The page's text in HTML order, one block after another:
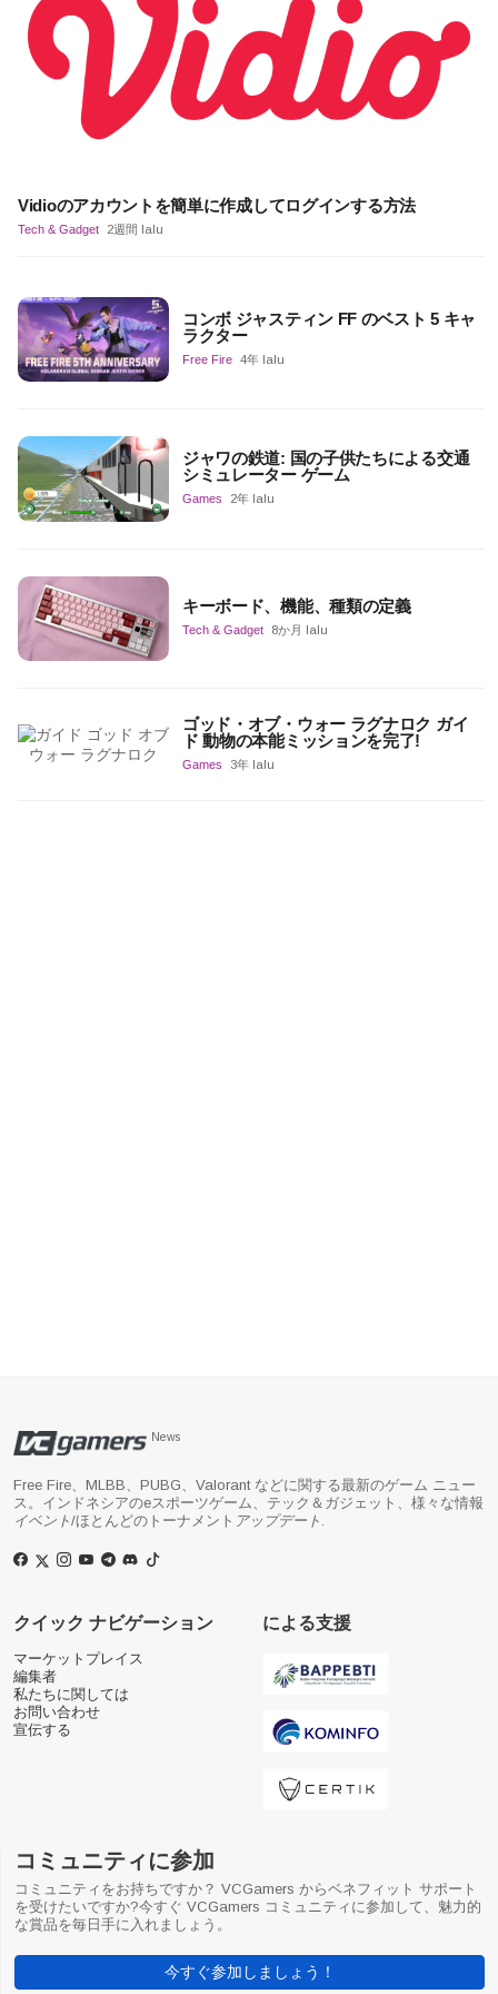
Vidioのアカウントを簡単に作成してログインする方法
Tech & Gadget 2週間 lalu
コンボ ジャスティン FF のベスト 5 キャ
ラクター
Free Fire 4年 lalu
ジャワの鉄道: 国の子供たちによる交通
シミュレーター ゲーム
Games 2年 lalu
キーボード、機能、種類の定義
Tech & Gadget 8か月 lalu
ゴッド・オブ・ウォー ラグナロク ガイ
ド 動物の本能ミッションを完了!
Games 3年 lalu
News
Free Fire、MLBB、PUBG、Valorant などに関する最新のゲーム ニュー
ス。インドネシアのeスポーツゲーム、テック＆ガジェット、様々な情報
イベント/ほとんどのトーナメント アップデート .
クイック ナビゲーション
マーケットプレイス
編集者
私たちに関しては
お問い合わせ
宣伝する
による支援
コミュニティに参加
コミュニティをお持ちですか？ VCGamers からベネフィット サポート
を受けたいですか?今すぐ VCGamers コミュニティに参加して、魅力的
な賞品を毎日手に入れましょう。
今すぐ参加しましょう！